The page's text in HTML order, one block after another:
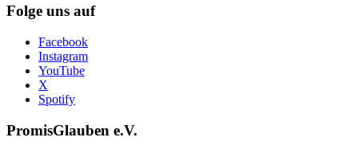
Folge uns auf
Facebook
Instagram
YouTube
X
Spotify
PromisGlauben e.V.